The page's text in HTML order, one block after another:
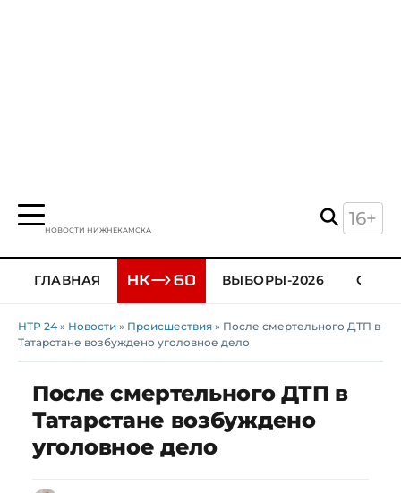
НОВОСТИ НИЖНЕКАМСКА
16+
ГЛАВНАЯ ВЫБОРЫ-2026
НТР 24 » Новости » Происшествия » После смертельного ДТП в
Татарстане возбуждено уголовное дело
После смертельного ДТП в
Татарстане возбуждено
уголовное дело